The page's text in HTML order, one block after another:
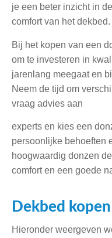
je een beter inzicht in
comfort van het dekbed.
Bij het kopen van een
om te investeren in
jarenlang meegaat en
Neem de tijd om
vraag advies aan
experts en kies een
persoonlijke behoeften
hoogwaardig donzen
comfort en een goede
Dekbed
Hieronder weergeven